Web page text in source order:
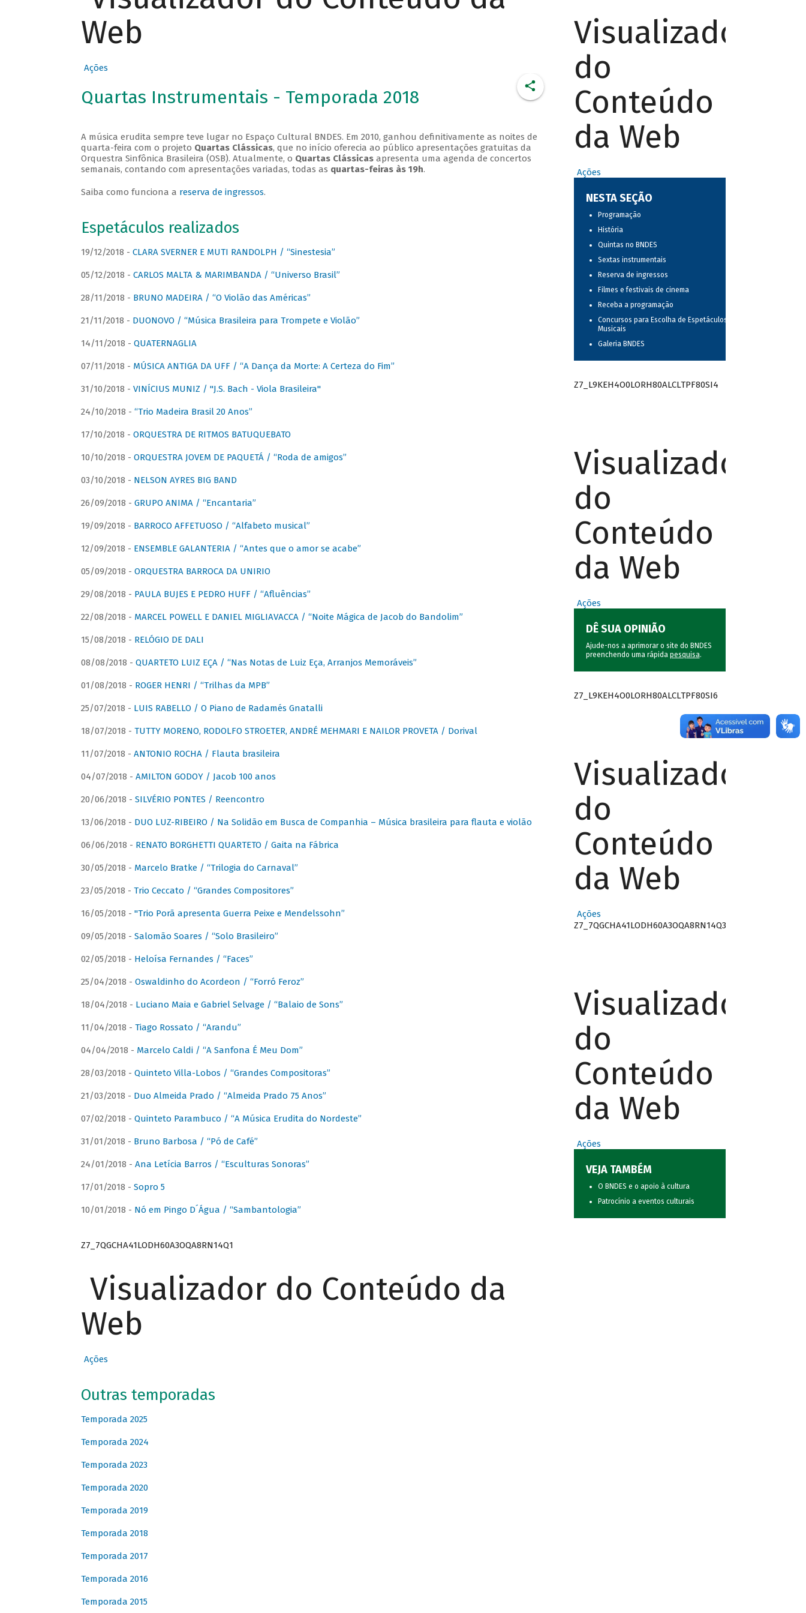
Web
Ações
Quartas Instrumentais - Temporada 2018
A música erudita sempre teve lugar no Espaço Cultural BNDES. Em 2010, ganhou definitivamente as noites de
quarta-feira com o projeto Quartas Clássicas, que no início oferecia ao público apresentações gratuitas da
Orquestra Sinfônica Brasileira (OSB). Atualmente, o Quartas Clássicasapresenta uma agenda de concertos
semanais, contando com apresentações variadas, todas as quartas-feiras às 19h.
Saiba como funciona a reserva de ingressos.
Espetáculos realizados
19/12/2018 - CLARA SVERNER E MUTI RANDOLPH / “Sinestesia”
05/12/2018 - CARLOS MALTA & MARIMBANDA / “Universo Brasil”
28/11/2018 - BRUNO MADEIRA / “O Violão das Américas”
21/11/2018 - DUONOVO / “Música Brasileira para Trompete e Violão”
14/11/2018 - QUATERNAGLIA
07/11/2018 - MÚSICA ANTIGA DA UFF / “A Dança da Morte: A Certeza do Fim”
31/10/2018 - VINÍCIUS MUNIZ / "J.S. Bach - Viola Brasileira"
24/10/2018 - “Trio Madeira Brasil 20 Anos”
17/10/2018 - ORQUESTRA DE RITMOS BATUQUEBATO
10/10/2018 - ORQUESTRA JOVEM DE PAQUETÁ / “Roda de amigos”
03/10/2018 - NELSON AYRES BIG BAND
26/09/2018 - GRUPO ANIMA / “Encantaria”
19/09/2018 - BARROCO AFFETUOSO / “Alfabeto musical”
12/09/2018 - ENSEMBLE GALANTERIA / “Antes que o amor se acabe”
05/09/2018 - ORQUESTRA BARROCA DA UNIRIO
29/08/2018 - PAULA BUJES E PEDRO HUFF / “Afluências”
22/08/2018 - MARCEL POWELL E DANIEL MIGLIAVACCA / “Noite Mágica de Jacob do Bandolim”
15/08/2018 - RELÓGIO DE DALI
08/08/2018 - QUARTETO LUIZ EÇA / “Nas Notas de Luiz Eça, Arranjos Memoráveis”
01/08/2018 - ROGER HENRI / “Trilhas da MPB”
25/07/2018 - LUIS RABELLO / O Piano de Radamés Gnatalli
18/07/2018 - TUTTY MORENO, RODOLFO STROETER, ANDRÉ MEHMARI E NAILOR PROVETA / Dorival
11/07/2018 - ANTONIO ROCHA / Flauta brasileira
04/07/2018 - AMILTON GODOY / Jacob 100 anos
20/06/2018 - SILVÉRIO PONTES / Reencontro
13/06/2018 - DUO LUZ-RIBEIRO / Na Solidão em Busca de Companhia – Música brasileira para flauta e violão
06/06/2018 - RENATO BORGHETTI QUARTETO / Gaita na Fábrica
30/05/2018 - Marcelo Bratke / “Trilogia do Carnaval”
23/05/2018 - Trio Ceccato / “Grandes Compositores”
16/05/2018 - "Trio Porã apresenta Guerra Peixe e Mendelssohn”
09/05/2018 - Salomão Soares / “Solo Brasileiro”
02/05/2018 - Heloísa Fernandes / “Faces”
25/04/2018 - Oswaldinho do Acordeon / “Forró Feroz”
18/04/2018 - Luciano Maia e Gabriel Selvage / “Balaio de Sons”
11/04/2018 - Tiago Rossato / “Arandu”
04/04/2018 - Marcelo Caldi / “A Sanfona É Meu Dom”
28/03/2018 - Quinteto Villa-Lobos / “Grandes Compositoras”
21/03/2018 - Duo Almeida Prado / “Almeida Prado 75 Anos”
07/02/2018 - Quinteto Parambuco / “A Música Erudita do Nordeste”
31/01/2018 - Bruno Barbosa / “Pó de Café”
24/01/2018 - Ana Letícia Barros / “Esculturas Sonoras”
17/01/2018 - Sopro 5
10/01/2018 - Nó em Pingo D´Água / “Sambantologia”
Z7_7QGCHA41LODH60A3OQA8RN14Q1
Visualizador do Conteúdo da
Web
Ações
Outras temporadas
Temporada 2025
Temporada 2024
Temporada 2023
Temporada 2020
Temporada 2019
Temporada 2018
Temporada 2017
Temporada 2016
Temporada 2015
Visualizador
do
Conteúdo
da Web
Ações
NESTA SEÇÃO
Programação
História
Quintas no BNDES
Sextas instrumentais
Reserva de ingressos
Filmes e festivais de cinema
Receba a programação
Concursos para Escolha de Espetáculos
Musicais
Galeria BNDES
Z7_L9KEH4O0LORH80ALCLTPF80SI4
Visualizador
do
Conteúdo
da Web
Ações
DÊ SUA OPINIÃO
Ajude-nos a aprimorar o site do BNDES
preenchendo uma rápida pesquisa.
Z7_L9KEH4O0LORH80ALCLTPF80SI6
Visualizador
do
Conteúdo
da Web
Ações
Z7_7QGCHA41LODH60A3OQA8RN14Q3
Visualizador
do
Conteúdo
da Web
Ações
VEJA TAMBÉM
O BNDES e o apoio à cultura
Patrocínio a eventos culturais